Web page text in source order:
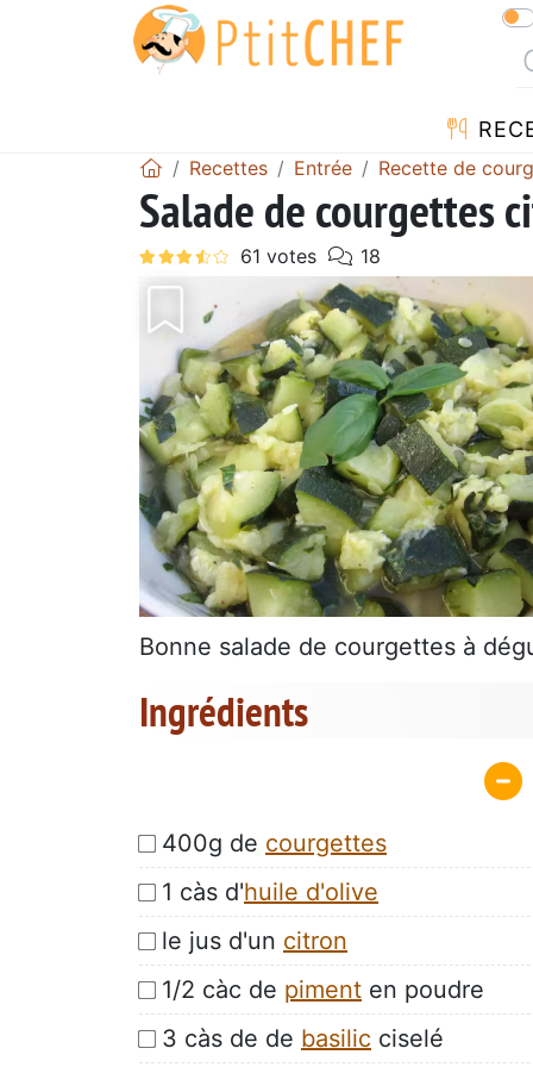
Recettes Entrée Recette de
Salade de courgettes
Bonne salade de courgettes à
Ingrédients
400g de courgettes
1 càs d'huile d'olive
le jus d'un citron
1/2 càc de piment en poudre
3 càs de de basilic ciselé